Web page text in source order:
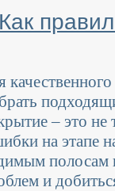
Как
– это не
на этапе
полосам
и